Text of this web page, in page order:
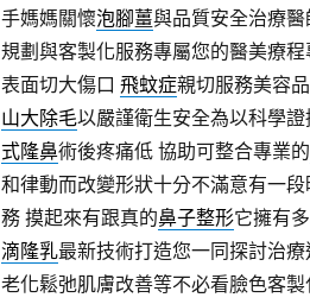
手媽媽關懷泡腳薑與品質安全治療
規劃與客製化服務專屬您的醫美療
表面切大傷口 飛蚊症親切服務美容
山大除毛以嚴謹衛生安全為以科學
式隆鼻術後疼痛低 協助可整合專業的
和律動而改變形狀十分不滿意有一段
務 摸起來有跟真的鼻子整形它擁有
滴隆乳最新技術打造您一同探討治
老化鬆弛肌膚改善等不必看臉色客